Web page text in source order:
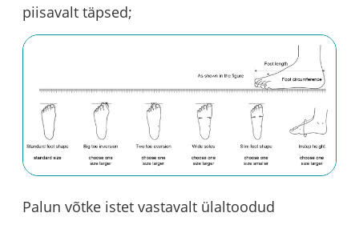
piisavalt täpsed;
Palun võtke istet vastavalt ülaltoodud